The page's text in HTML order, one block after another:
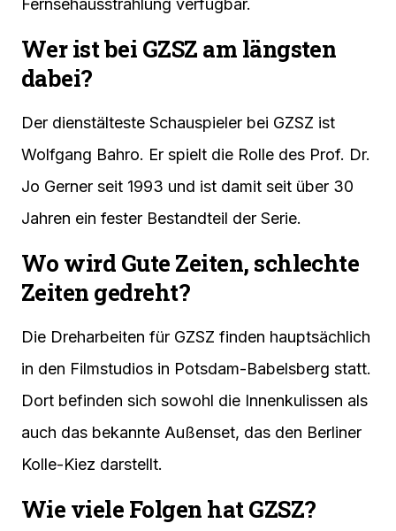
Wer ist bei GZSZ am längsten
dabei?
Der dienstälteste Schauspieler bei GZSZ ist
Wolfgang Bahro. Er spielt die Rolle des Prof. Dr.
Jo Gerner seit 1993 und ist damit seit über 30
Jahren ein fester Bestandteil der Serie.
Wo wird Gute Zeiten, schlechte
Zeiten gedreht?
Die Dreharbeiten für GZSZ finden hauptsächlich
in den Filmstudios in Potsdam-Babelsberg statt.
Dort befinden sich sowohl die Innenkulissen als
auch das bekannte Außenset, das den Berliner
Kolle-Kiez darstellt.
Wie viele Folgen hat GZSZ?